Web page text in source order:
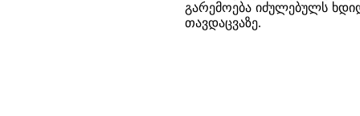
გარემოება იძულებულს
თავდაცვაზე.